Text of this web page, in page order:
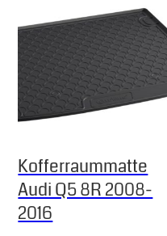
Kofferraummatte
Audi Q5 8R 2008-
2016